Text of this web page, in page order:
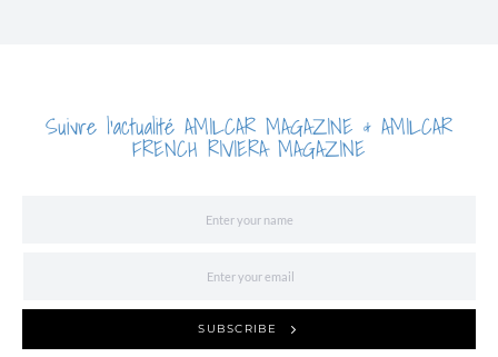
Suivre l'actualité AMILCAR MAGAZINE & AMILCAR
FRENCH RIVIERA MAGAZINE
SUBSCRIBE